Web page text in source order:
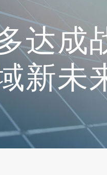
达成
新未